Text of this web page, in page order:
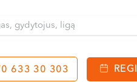
633 30 303